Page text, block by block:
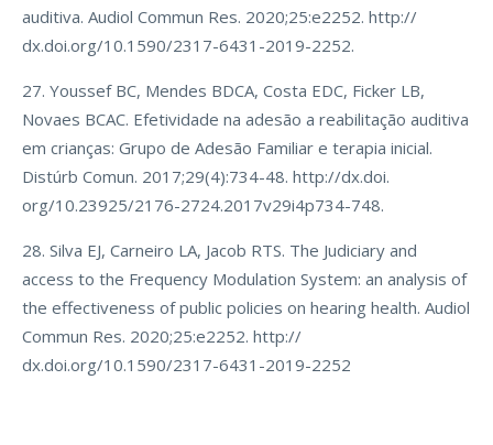
auditiva. Audiol Commun Res. 2020;25:e2252. http://
dx.doi.org/10.1590/2317-6431-2019-2252.
27. Youssef BC, Mendes BDCA, Costa EDC, Ficker LB,
Novaes BCAC. Efetividade na adesão a reabilitação auditiva
em crianças: Grupo de Adesão Familiar e terapia inicial.
Distúrb Comun. 2017;29(4):734-48. http://dx.doi.
org/10.23925/2176-2724.2017v29i4p734-748.
28. Silva EJ, Carneiro LA, Jacob RTS. The Judiciary and
access to the Frequency Modulation System: an analysis of
the effectiveness of public policies on hearing health. Audiol
Commun Res. 2020;25:e2252. http://
dx.doi.org/10.1590/2317-6431-2019-2252